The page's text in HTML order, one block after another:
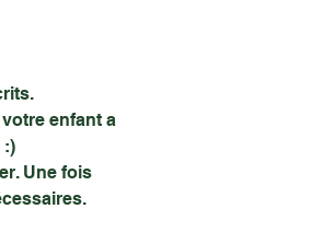
enfant a
:)
Une fois